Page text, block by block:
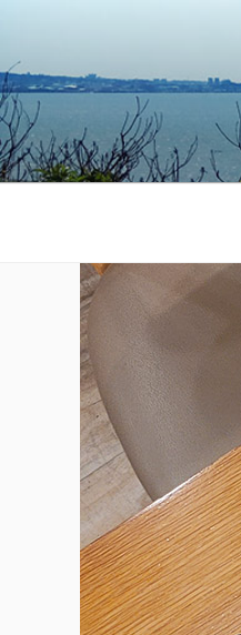
主
要
內
容